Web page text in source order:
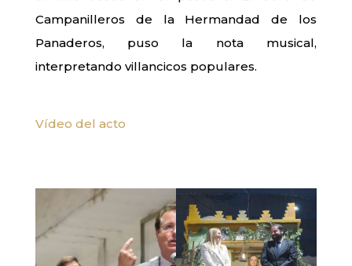
Campanilleros de la Hermandad de los
Panaderos, puso la nota musical,
interpretando villancicos populares.
Vídeo del acto